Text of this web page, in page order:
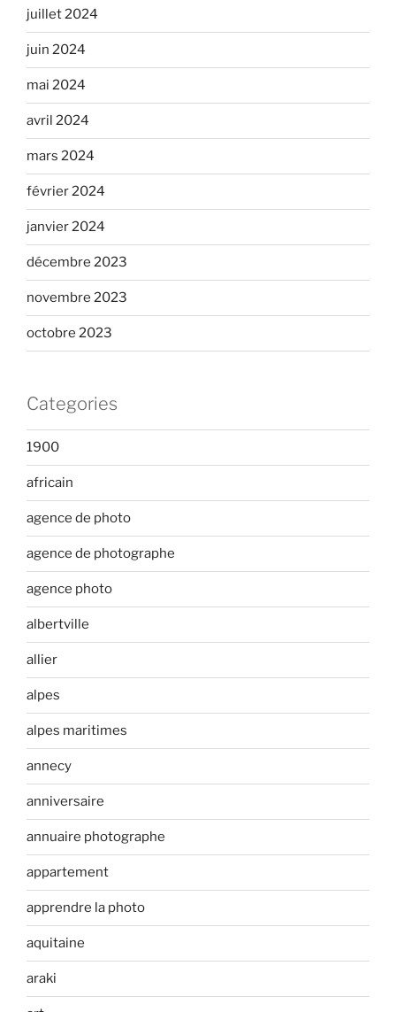
juillet 2024
juin 2024
mai 2024
avril 2024
mars 2024
février 2024
janvier 2024
décembre 2023
novembre 2023
octobre 2023
Categories
1900
africain
agence de photo
agence de photographe
agence photo
albertville
allier
alpes
alpes maritimes
annecy
anniversaire
annuaire photographe
appartement
apprendre la photo
aquitaine
araki